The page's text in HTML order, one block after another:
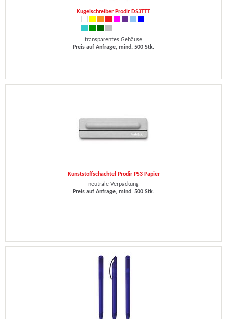
Kugelschreiber Prodir DS3TTT
transparentes Gehäuse
Preis auf Anfrage, mind. 500 Stk.
Kunststoffschachtel Prodir PS3 Papier
neutrale Verpackung
Preis auf Anfrage, mind. 500 Stk.